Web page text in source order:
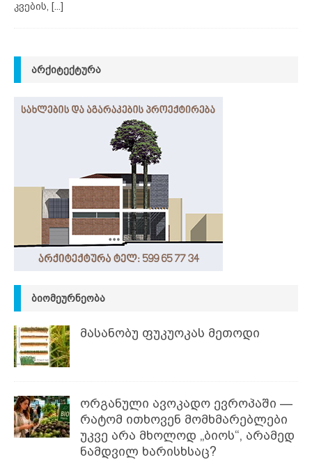
კვების, [...]
ᲐᲠᲥᲘᲢᲔᲥᲢᲣᲠᲐ
ᲑᲘᲝᲛᲔᲣᲠᲜᲔᲝᲑᲐ
მასანობუ ფუკუოკას მეთოდი
ორგანული ავოკადო ევროპაში —
რატომ ითხოვენ მომხმარებლები
უკვე არა მხოლოდ „ბიოს“, არამედ
ნამდვილ ხარისხსაც?